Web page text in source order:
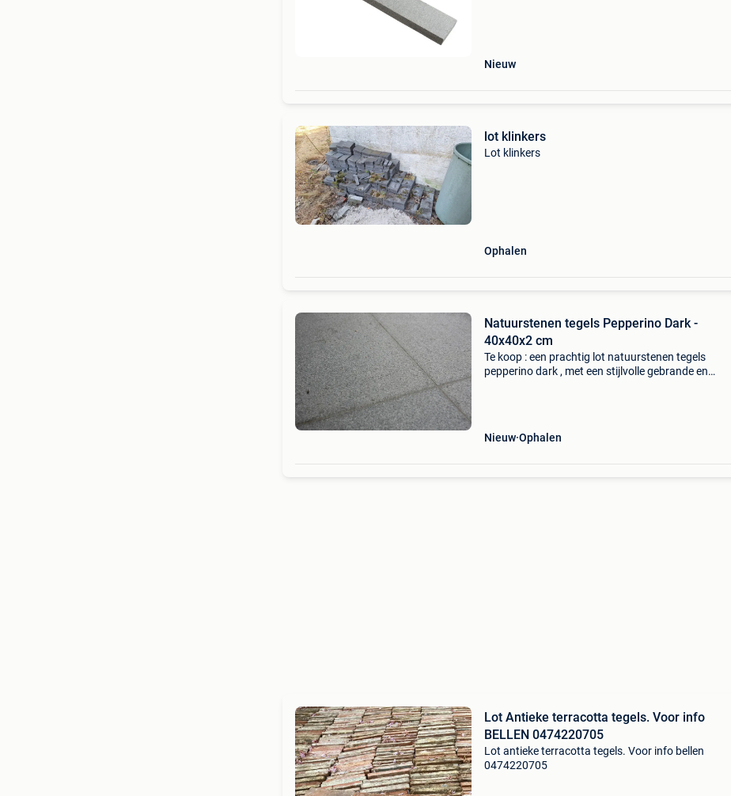
Nieuw
lot klinkers
Lot klinkers
Ophalen
Natuurstenen tegels Pepperino Dark -
40x40x2 cm
Te koop : een prachtig lot natuurstenen tegels
pepperino dark , met een stijlvolle gebrande en
Nieuw Ophalen
Lot Antieke terracotta tegels. Voor info
BELLEN 0474220705
Lot antieke terracotta tegels. Voor info bellen
0474220705